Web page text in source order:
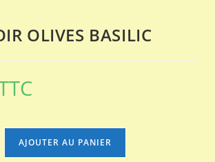
OLIVES BASILIC
AJOUTER AU PANIER